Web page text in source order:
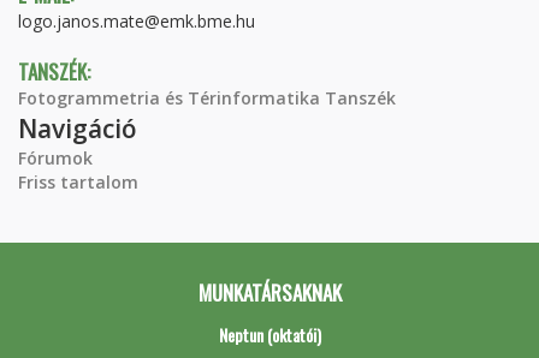
logo.janos.mate@emk.bme.hu
TANSZÉK:
Fotogrammetria és Térinformatika Tanszék
Navigáció
Fórumok
Friss tartalom
MUNKATÁRSAKNAK
Neptun (oktatói)